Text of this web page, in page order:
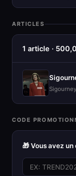
ARTICLES
1 article ·
CODE
🎁 Vous avez un